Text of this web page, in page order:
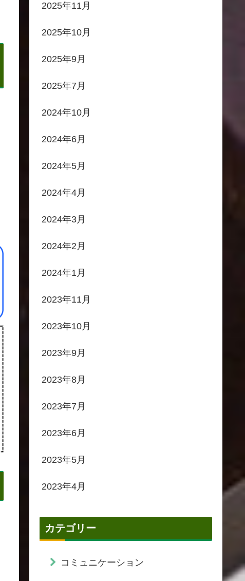
2025年11月
2025年10月
2025年9月
2025年7月
2024年10月
2024年6月
2024年5月
2024年4月
2024年3月
2024年2月
2024年1月
2023年11月
2023年10月
2023年9月
2023年8月
2023年7月
2023年6月
2023年5月
2023年4月
カテゴリー
コミュニケーション